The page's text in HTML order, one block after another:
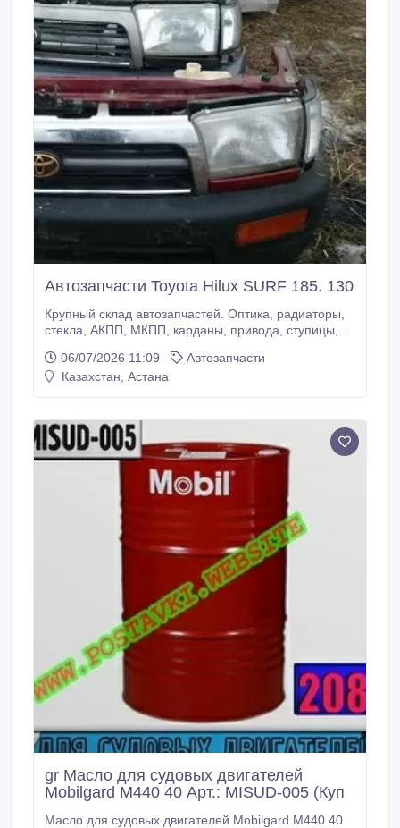
Автозапчасти Toyota Hilux SURF 185. 130
Крупный склад автозапчастей. Оптика, радиаторы,
стекла, АКПП, МКПП, карданы, привода, ступицы,
капоты, стартера, генераторы, ГУРы, компрессоры
06/07/2026 11:09
Автозапчасти
Казахстан, Астана
gr Масло для судовых двигателей
Мobilgard М440 40 Арт.: MISUD-005 (Куп
Масло для судовых двигателей Мobilgard М440 40